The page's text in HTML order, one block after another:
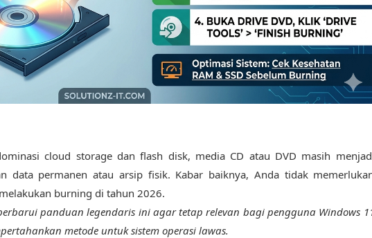
cloud storage dan flash disk, media CD atau DVD masih
data permanen atau arsip fisik. Kabar baiknya, Anda tidak
burning di tahun 2026.
panduan legendaris ini agar tetap relevan bagi pengguna Windows
metode untuk sistem operasi lawas.